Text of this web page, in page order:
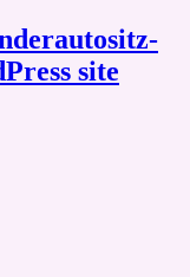
site